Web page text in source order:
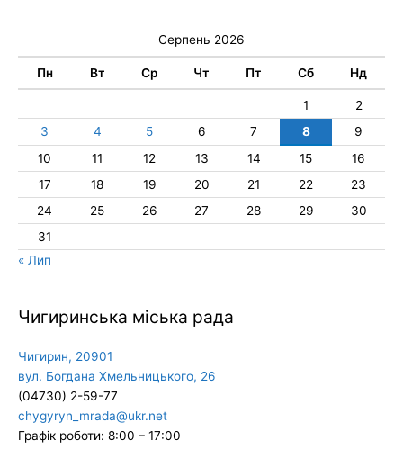
Серпень 2026
Пн Вт Ср Чт Пт Сб Нд
1
2
3
4 5 6 7 8
9
10
11 12 13 14 15
16
17
18 19 20 21 22
23
24
25 26 27 28 29
30
31
« Лип
Чигиринська міська рада
Чигирин, 20901
вул. Богдана Хмельницького, 26
(04730) 2-59-77
chygyryn_mrada@ukr.net
Графік роботи: 8:00 – 17:00